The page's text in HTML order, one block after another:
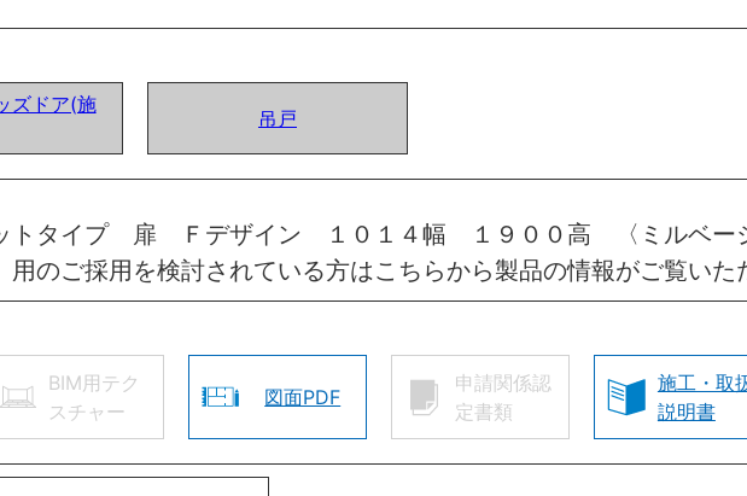
ズドア(施
吊戸
トタイプ 扉 Ｆデザイン １０１４幅 １９００高 〈ミルベ
のご採用を検討されている方はこちらから製品の情報がご覧いた
BIM用テク
スチャー
図面PDF
申請関係認
定書類
施工・取
説明書